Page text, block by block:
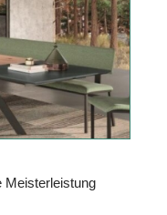
Meisterleistung